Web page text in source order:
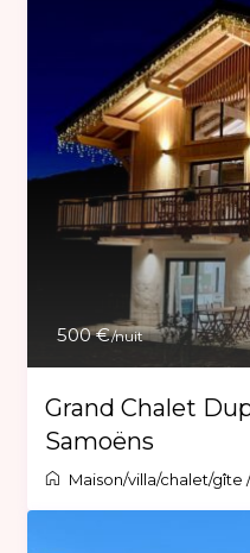
500 €/nuit
Grand Chalet
Samoëns
Maison/villa/chalet/gîte